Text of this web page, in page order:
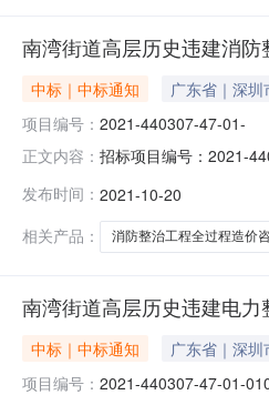
南湾街道高层历史违建消
中标｜中标通知
广东省｜深
项目编号： 2021-440307-47-01-
正文内容： 招标项目编号：2021-
招标方式：公开招标中
发布时间： 2021-10-20
相关产品：
消防整治工程全过程造价
南湾街道高层历史违建电
中标｜中标通知
广东省｜深
项目编号： 2021-440307-47-01-